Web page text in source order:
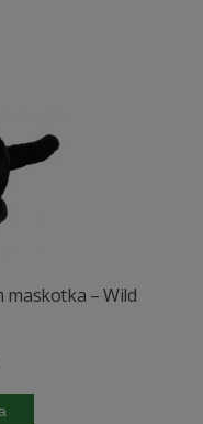
maskotka – Wild